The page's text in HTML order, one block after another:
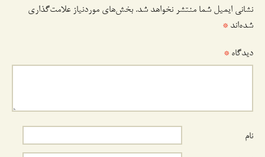
نشانی ایمیل شما منتشر نخواهد شد. بخش‌های موردنیاز علامت‌گذاری
شده‌اند *
دیدگاه *
نام